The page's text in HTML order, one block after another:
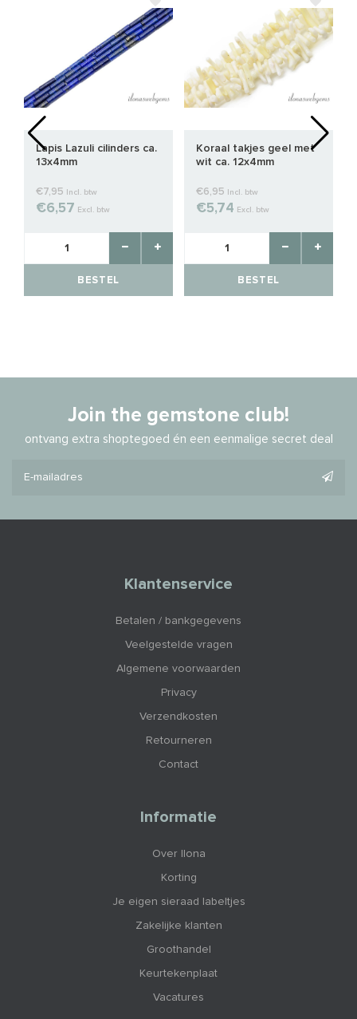
Lapis Lazuli cilinders ca.
13x4mm
€7,95 Incl. btw
€6,57 Excl. btw
BESTEL
Koraal takjes geel met
wit ca. 12x4mm
€6,95 Incl. btw
€5,74 Excl. btw
BESTEL
Join the gemstone club!
ontvang extra shoptegoed én een eenmalige secret deal
Klantenservice
Betalen / bankgegevens
Veelgestelde vragen
Algemene voorwaarden
Privacy
Verzendkosten
Retourneren
Contact
Informatie
Over Ilona
Korting
Je eigen sieraad labeltjes
Zakelijke klanten
Groothandel
Keurtekenplaat
Vacatures